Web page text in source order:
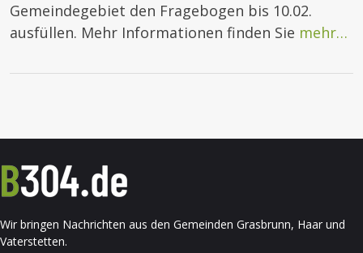
Gemeindegebiet den Fragebogen bis 10.02.
ausfüllen. Mehr Informationen finden Sie mehr…
Wir bringen Nachrichten aus den Gemeinden Grasbrunn, Haar und
Vaterstetten.